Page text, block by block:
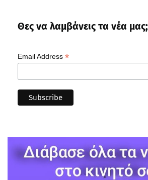
Θες να λαμβάνεις τα νέα μας;
Email Address *